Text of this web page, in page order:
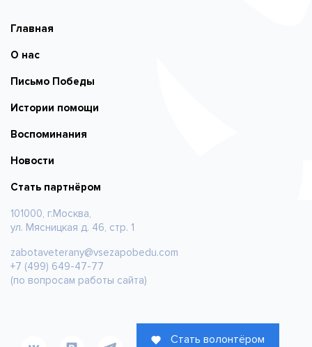
Главная
О нас
Письмо Победы
Истории помощи
Воспоминания
Новости
Стать партнёром
101000, г.Москва,
ул. Мясницкая д. 46, стр. 1
zabotaveterany@vsezapobedu.com
+7 (499) 649-47-77
(по вопросам работы сайта)
Стать волонтёром